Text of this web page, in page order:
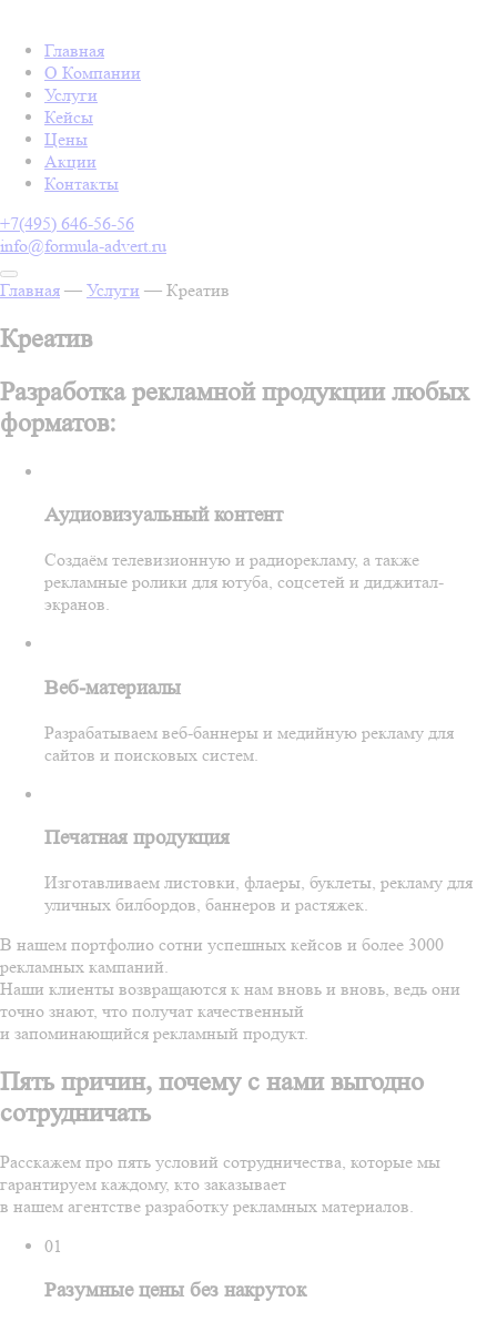
Главная
О Компании
Услуги
Кейсы
Цены
Акции
Контакты
+7(495) 646-56-56
info@formula-advert.ru
Главная — Услуги — Креатив
Креатив
Разработка рекламной продукции любых
форматов:
Аудиовизуальный контент
Создаём телевизионную и радиорекламу, а также
рекламные ролики для ютуба, соцсетей и диджитал-
экранов.
Веб-материалы
Разрабатываем веб-баннеры и медийную рекламу для
сайтов и поисковых систем.
Печатная продукция
Изготавливаем листовки, флаеры, буклеты, рекламу для
уличных билбордов, баннеров и растяжек.
В нашем портфолио сотни успешных кейсов и более 3000
рекламных кампаний.
Наши клиенты возвращаются к нам вновь и вновь, ведь они
точно знают, что получат качественный
и запоминающийся рекламный продукт.
Пять причин, почему с нами выгодно
сотрудничать
Расскажем про пять условий сотрудничества, которые мы
гарантируем каждому, кто заказывает
в нашем агентстве разработку рекламных материалов.
01
Разумные цены без накруток